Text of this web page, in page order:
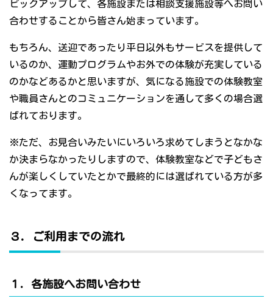
ピックアップして、各施設または相談支援施設等へお問い
合わせすることから皆さん始まっています。
もちろん、送迎であったり平日以外もサービスを提供して
いるのか、運動プログラムやお外での体験が充実している
のかなどあるかと思いますが、気になる施設での体験教室
や職員さんとのコミュニケーションを通して多くの場合選
ばれております。
※ただ、お見合いみたいにいろいろ求めてしまうとなかな
か決まらなかったりしますので、体験教室などで子どもさ
んが楽しくしていたとかで最終的には選ばれている方が多
くなってます。
３．ご利用までの流れ
１．各施設へお問い合わせ